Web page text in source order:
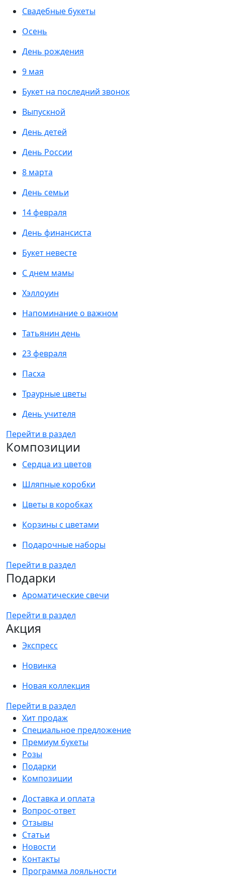
Свадебные букеты
Осень
День рождения
9 мая
Букет на последний звонок
Выпускной
День детей
День России
8 марта
День семьи
14 февраля
День финансиста
Букет невесте
С днем мамы
Хэллоуин
Напоминание о важном
Татьянин день
23 февраля
Пасха
Траурные цветы
День учителя
Перейти в раздел
Композиции
Сердца из цветов
Шляпные коробки
Цветы в коробках
Корзины с цветами
Подарочные наборы
Перейти в раздел
Подарки
Ароматические свечи
Перейти в раздел
Акция
Экспресс
Новинка
Новая коллекция
Перейти в раздел
Хит продаж
Специальное предложение
Премиум букеты
Розы
Подарки
Композиции
Доставка и оплата
Вопрос-ответ
Отзывы
Статьи
Новости
Контакты
Программа лояльности